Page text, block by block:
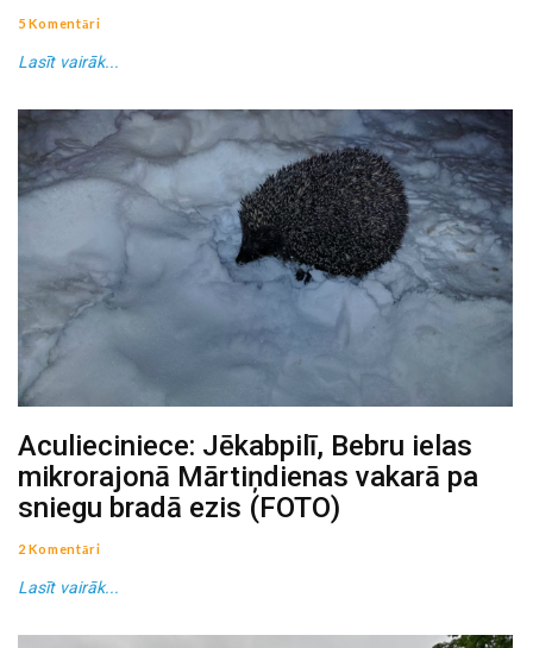
5 Komentāri
Lasīt vairāk...
Aculieciniece: Jēkabpilī, Bebru ielas
mikrorajonā Mārtiņdienas vakarā pa
sniegu bradā ezis (FOTO)
2 Komentāri
Lasīt vairāk...